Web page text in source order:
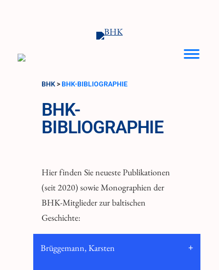
BHK> BHK-BIBLIOGRAPHIE
BHK-
BIBLIOGRAPHIE
Hier finden Sie neueste Publikationen
(seit 2020) sowie Monographien der
BHK-Mitglieder zur baltischen
Geschichte:
Brüggemann, Karsten